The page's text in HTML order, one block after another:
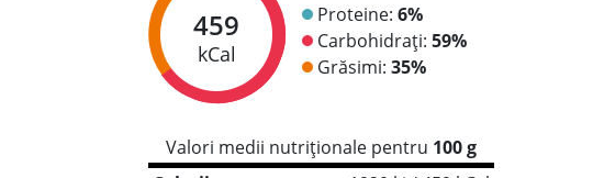
459
kCal
Proteine: 6%
Carbohidrați: 59%
Grăsimi: 35%
Valori medii nutriționale pentru 100 g